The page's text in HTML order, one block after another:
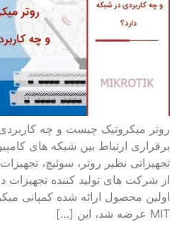
روتر میکروتیک چیست و چه
برقراری ارتباط بین شبکه های
تجهیزاتی نظیر روتر، سوئیچ،
از شرکت های تولید کننده تجهیزات
اولین محصول ارائه شده کمپانی
MIT عرضه شد، این […]